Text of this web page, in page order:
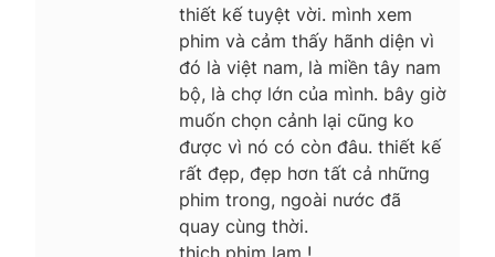
thiết kế tuyệt vời. mình xem
phim và cảm thấy hãnh diện vì
đó là việt nam, là miền tây nam
bộ, là chợ lớn của mình. bây giờ
muốn chọn cảnh lại cũng ko
được vì nó có còn đâu. thiết kế
rất đẹp, đẹp hơn tất cả những
phim trong, ngoài nước đã
quay cùng thời.
thich phim lam !